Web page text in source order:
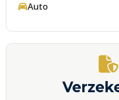
Auto